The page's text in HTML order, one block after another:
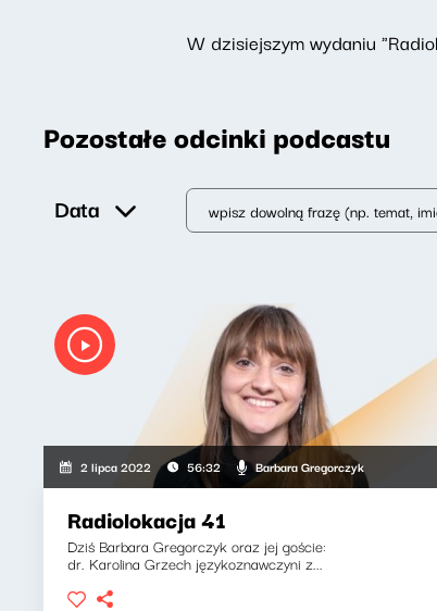
W dzisiejszym wydaniu
Pozostałe odcinki podcastu
Data
2 lipca 2022 56:32 Barbara Gregorczyk
Radiolokacja 41
Dziś Barbara Gregorczyk oraz jej goście:
dr. Karolina Grzech językoznawczyni z...